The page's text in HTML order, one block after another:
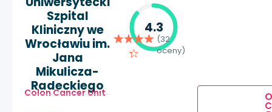
Szpital
Kliniczny we
Wrocławiu im.
Jana
Mikulicza-
Radeckiego
Colon Cancer Unit
4.3
(32
oceny)
O
C